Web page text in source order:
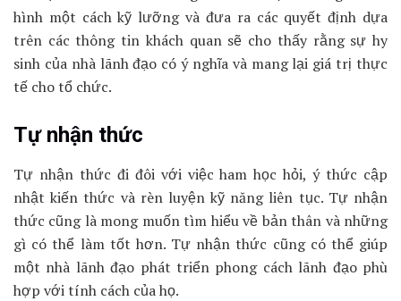
hình một cách kỹ lưỡng và đưa ra các quyết định dựa
trên các thông tin khách quan sẽ cho thấy rằng sự hy
sinh của nhà lãnh đạo có ý nghĩa và mang lại giá trị thực
tế cho tổ chức.
Tự nhận thức
Tự nhận thức đi đôi với việc ham học hỏi, ý thức cập
nhật kiến thức và rèn luyện kỹ năng liên tục. Tự nhận
thức cũng là mong muốn tìm hiểu về bản thân và những
gì có thể làm tốt hơn. Tự nhận thức cũng có thể giúp
một nhà lãnh đạo phát triển phong cách lãnh đạo phù
hợp với tính cách của họ.